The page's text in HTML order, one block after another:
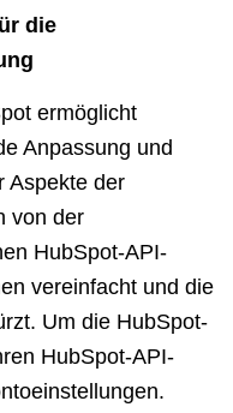
die
ermöglicht
Anpassung und
Aspekte der
von der
HubSpot-API-
vereinfacht und die
Um die HubSpot-
HubSpot-API-